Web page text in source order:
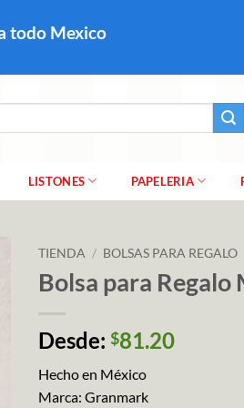
todo Mexico
LISTONES PAPELERIA
TIENDA / BOLSAS PARA REGALO
Bolsa para Regalo
Desde: $81.20
Hecho en México
Marca: Granmark